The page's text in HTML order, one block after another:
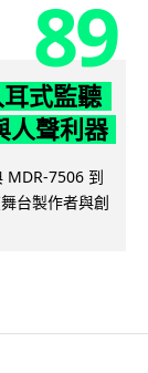
89
式監聽
人聲利器
MDR-7506 到
台製作者與創